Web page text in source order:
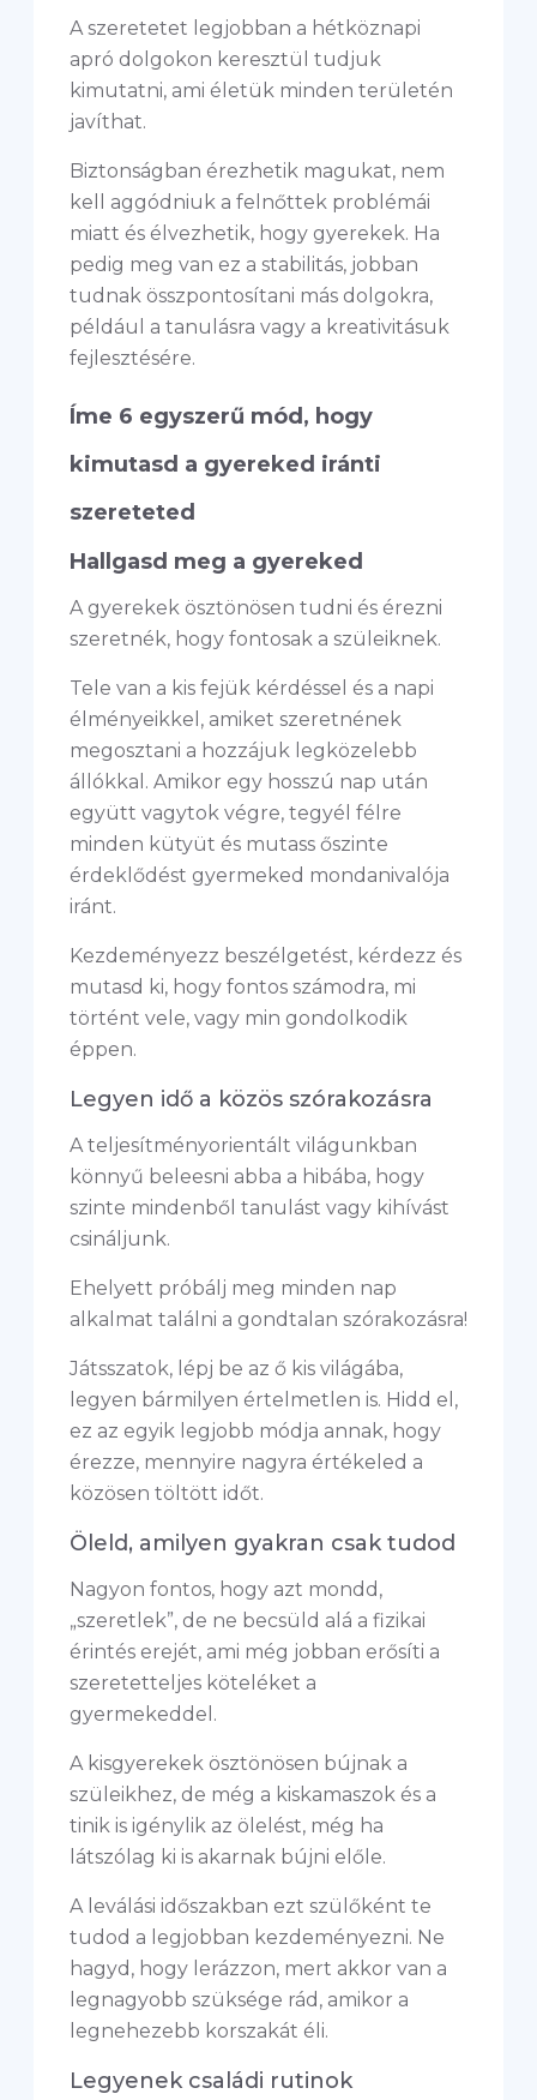
A szeretetet legjobban a hétköznapi
apró dolgokon keresztül tudjuk
kimutatni, ami életük minden területén
javíthat.
Biztonságban érezhetik magukat, nem
kell aggódniuk a felnőttek problémái
miatt és élvezhetik, hogy gyerekek. Ha
pedig meg van ez a stabilitás, jobban
tudnak összpontosítani más dolgokra,
például a tanulásra vagy a kreativitásuk
fejlesztésére.
Íme 6 egyszerű mód, hogy
kimutasd a gyereked iránti
szereteted
Hallgasd meg a gyereked
A gyerekek ösztönösen tudni és érezni
szeretnék, hogy fontosak a szüleiknek.
Tele van a kis fejük kérdéssel és a napi
élményeikkel, amiket szeretnének
megosztani a hozzájuk legközelebb
állókkal. Amikor egy hosszú nap után
együtt vagytok végre, tegyél félre
minden kütyüt és mutass őszinte
érdeklődést gyermeked mondanivalója
iránt.
Kezdeményezz beszélgetést, kérdezz és
mutasd ki, hogy fontos számodra, mi
történt vele, vagy min gondolkodik
éppen.
Legyen idő a közös szórakozásra
A teljesítményorientált világunkban
könnyű beleesni abba a hibába, hogy
szinte mindenből tanulást vagy kihívást
csináljunk.
Ehelyett próbálj meg minden nap
alkalmat találni a gondtalan szórakozásra!
Játsszatok, lépj be az ő kis világába,
legyen bármilyen értelmetlen is. Hidd el,
ez az egyik legjobb módja annak, hogy
érezze, mennyire nagyra értékeled a
közösen töltött időt.
Öleld, amilyen gyakran csak tudod
Nagyon fontos, hogy azt mondd,
„szeretlek”, de ne becsüld alá a fizikai
érintés erejét, ami még jobban erősíti a
szeretetteljes köteléket a
gyermekeddel.
A kisgyerekek ösztönösen bújnak a
szüleikhez, de még a kiskamaszok és a
tinik is igénylik az ölelést, még ha
látszólag ki is akarnak bújni előle.
A leválási időszakban ezt szülőként te
tudod a legjobban kezdeményezni. Ne
hagyd, hogy lerázzon, mert akkor van a
legnagyobb szüksége rád, amikor a
legnehezebb korszakát éli.
Legyenek családi rutinok